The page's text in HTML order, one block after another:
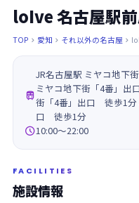
loIve 名古屋駅
TOP  愛知  それ以外の名古屋 

JR名古屋駅 ミヤコ地下
ミヤコ地下街「4番」
街「4番」出口 徒歩1分
口 徒歩1分
10:00～22:00
FACILITIES
施設情報